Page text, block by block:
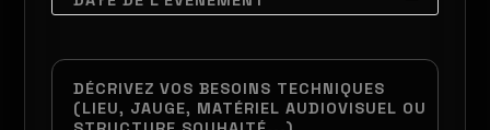
DÉCRIVEZ VOS BESOINS TECHNIQUES
(LIEU, JAUGE, MATÉRIEL AUDIOVISUEL OU